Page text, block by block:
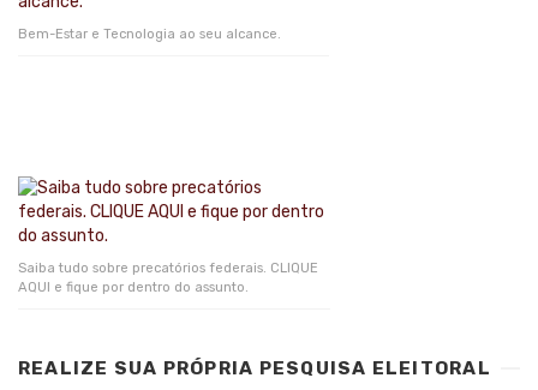
Bem-Estar e Tecnologia ao seu alcance.
Saiba tudo sobre precatórios federais. CLIQUE
AQUI e fique por dentro do assunto.
REALIZE SUA PRÓPRIA PESQUISA ELEITORAL